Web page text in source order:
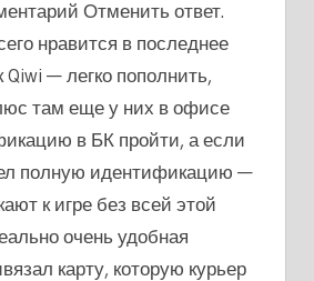
Отменить ответ.
нравится в последнее
— легко пополнить,
там еще у них в офисе
в БК пройти, а если
полную идентификацию —
к игре без всей этой
очень удобная
карту, которую курьер